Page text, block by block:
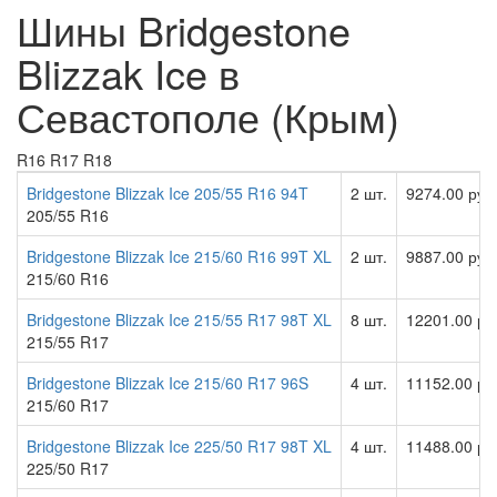
Шины Bridgestone
Blizzak Ice в
Севастополе (Крым)
R16 R17 R18
Bridgestone Blizzak Ice 205/55 R16 94T
205/55 R16
2 шт. 9274.00 руб
Bridgestone Blizzak Ice 215/60 R16 99T XL
215/60 R16
2 шт. 9887.00 руб
Bridgestone Blizzak Ice 215/55 R17 98T XL
215/55 R17
8 шт. 12201.00
Bridgestone Blizzak Ice 215/60 R17 96S
215/60 R17
4 шт. 11152.00
Bridgestone Blizzak Ice 225/50 R17 98T XL
225/50 R17
4 шт. 11488.00